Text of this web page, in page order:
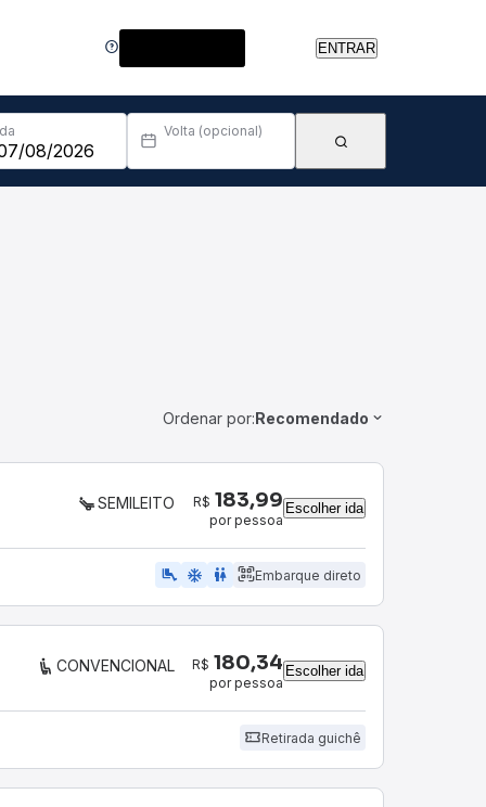
ENTRAR
Volta (opcional)
Ordenar por:Recomendado
SEMILEITO R$ 183,99
por pessoa
Escolher ida
airline_seat_legroom_extra ac_unit WC Embarque direto
CONVENCIONAL R$ 180,34
por pessoa
Escolher ida
Retirada guichê